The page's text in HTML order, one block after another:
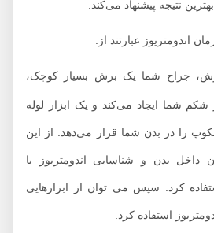
نتیجه پیشنهاد می‌کند.
عبارتند از:
شما یک برش بسیار کوچک،
شکم شما ایجاد می‌کند و یک ابزار لوله
را در بدن شما قرار می‌دهد. از این
بدن و شناسایی اندومتریوز با
کرد. سپس می توان از ابزارهایی
استفاده کرد.